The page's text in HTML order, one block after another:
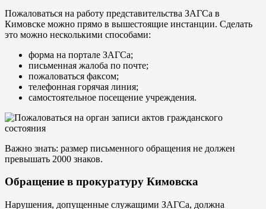
Пожаловаться на работу представительства ЗАГСа в
Кимовске можно прямо в вышестоящие инстанции. Сделать
это можно несколькими способами:
форма на портале ЗАГСа;
письменная жалоба по почте;
пожаловаться факсом;
телефонная горячая линия;
самостоятельное посещение учреждения.
Важно знать: размер письменного обращения не должен
превышать 2000 знаков.
Обращение в прокуратуру Кимовска
Нарушения, допущенные служащими ЗАГСа, должна